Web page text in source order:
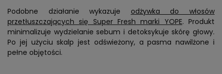
Podobne działanie wykazuje odżywka do włosów
przetłuszczających się Super Fresh marki YOPE. Produkt
minimalizuje wydzielanie sebum i detoksykuje skórę głowy.
Po jej użyciu skalp jest odświeżony, a pasma nawilżone i
pełne objętości.